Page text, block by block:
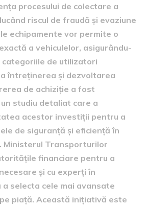
procesului de colectare a
riscul de fraudă și evaziune
echipamente vor permite o
a vehiculelor, asigurându-
de utilizatori
întreținerea și dezvoltarea
de achiziție a fost
studiu detaliat care a
acestor investiții pentru a
de siguranță și eficiență în
Transporturilor
financiare pentru a
și cu experți în
selecta cele mai avansate
piață. Această inițiativă este